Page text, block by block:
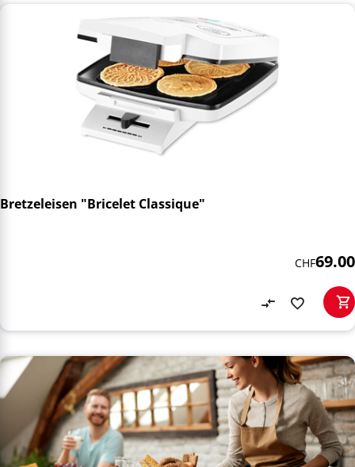
Bretzeleisen "Bricelet Classique"
CHF69.00